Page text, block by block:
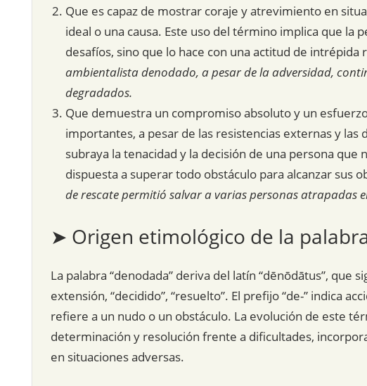
Que es capaz de mostrar coraje y atrevimiento en
ideal o una causa. Este uso del término implica que la
desafíos, sino que lo hace con una actitud de
ambientalista denodado, a pesar de la adversidad,
degradados.
Que demuestra un compromiso absoluto y un
importantes, a pesar de las resistencias externas y
subraya la tenacidad y la decisión de una persona que
dispuesta a superar todo obstáculo para alcanzar sus
de rescate permitió salvar a varias personas atrapadas
➤ Origen etimológico de la
La palabra “denodada” deriva del latín “dēnōdātus”, que
extensión, “decidido”, “resuelto”. El prefijo “de-” indica
refiere a un nudo o un obstáculo. La evolución de este
determinación y resolución frente a dificultades,
en situaciones adversas.